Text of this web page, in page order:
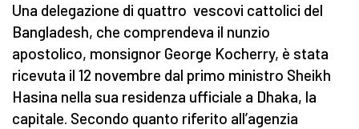
Una delegazione di quattro vescovi cattolici del
Bangladesh, che comprendeva il nunzio
apostolico, monsignor George Kocherry, è stata
ricevuta il 12 novembre dal primo ministro Sheikh
Hasina nella sua residenza ufficiale a Dhaka, la
capitale. Secondo quanto riferito all’agenzia